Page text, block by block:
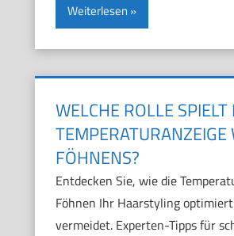
Weiterlesen
WELCHE ROLLE SPIELT
FÖHNENS?
Entdecken Sie, wie die
Föhnen Ihr Haarstyling
vermeidet. Experten-Tipps für